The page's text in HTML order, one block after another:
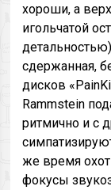
хороши, а
игольчатой
сдержанная,
дисков
Rammstein
ритмично и с
же время
фокусы